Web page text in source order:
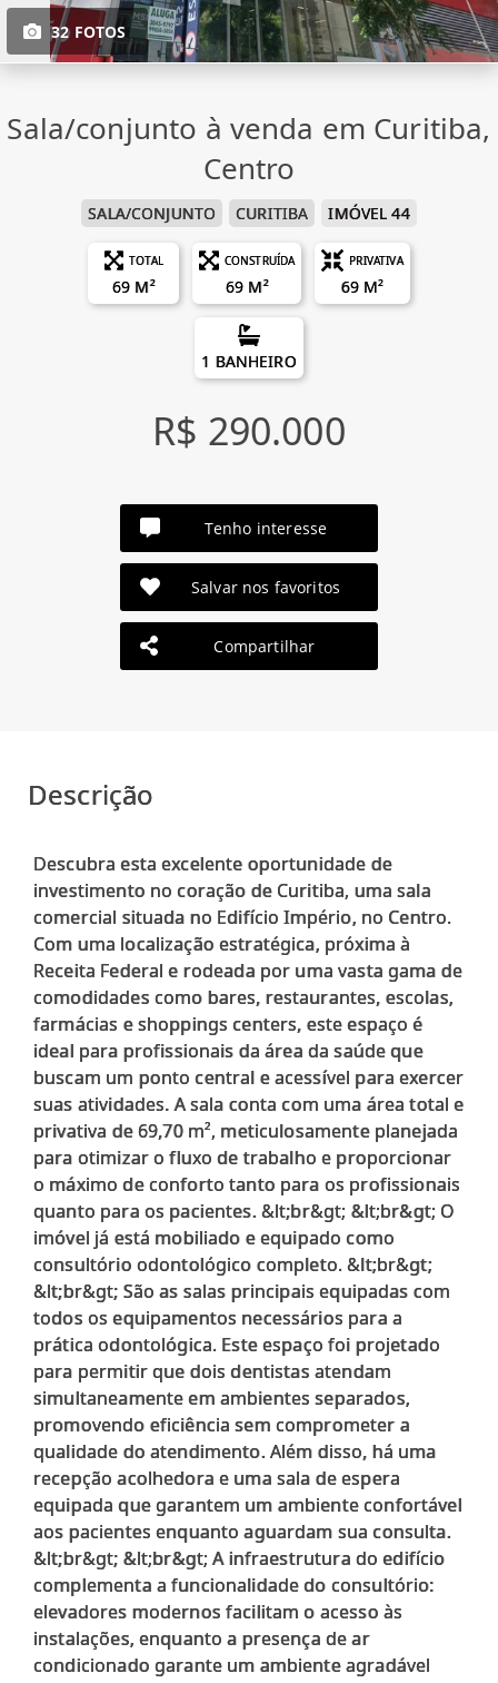
32 FOTOS
Sala/conjunto à venda em Curitiba,
Centro
SALA/CONJUNTO CURITIBA IMÓVEL 44
TOTAL
69 M²
CONSTRUÍDA
69 M²
PRIVATIVA
69 M²
1 BANHEIRO
R$ 290.000
Tenho interesse
Salvar nos favoritos
Compartilhar
Descrição
Descubra esta excelente oportunidade de
investimento no coração de Curitiba, uma sala
comercial situada no Edifício Império, no Centro.
Com uma localização estratégica, próxima à
Receita Federal e rodeada por uma vasta gama de
comodidades como bares, restaurantes, escolas,
farmácias e shoppings centers, este espaço é
ideal para profissionais da área da saúde que
buscam um ponto central e acessível para exercer
suas atividades. A sala conta com uma área total e
privativa de 69,70 m², meticulosamente planejada
para otimizar o fluxo de trabalho e proporcionar
o máximo de conforto tanto para os profissionais
quanto para os pacientes. &lt;br&gt; &lt;br&gt; O
imóvel já está mobiliado e equipado como
consultório odontológico completo. &lt;br&gt;
&lt;br&gt; São as salas principais equipadas com
todos os equipamentos necessários para a
prática odontológica. Este espaço foi projetado
para permitir que dois dentistas atendam
simultaneamente em ambientes separados,
promovendo eficiência sem comprometer a
qualidade do atendimento. Além disso, há uma
recepção acolhedora e uma sala de espera
equipada que garantem um ambiente confortável
aos pacientes enquanto aguardam sua consulta.
&lt;br&gt; &lt;br&gt; A infraestrutura do edifício
complementa a funcionalidade do consultório:
elevadores modernos facilitam o acesso às
instalações, enquanto a presença de ar
condicionado garante um ambiente agradável